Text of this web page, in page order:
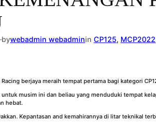
bywebadmin webadminin CP125, MCP2022
berjaya meraih tempat pertama bagi kategori
musim ini dan beliau yang menduduki tempat
hebat.
Kepantasan and kemahirannya di litar teknikal